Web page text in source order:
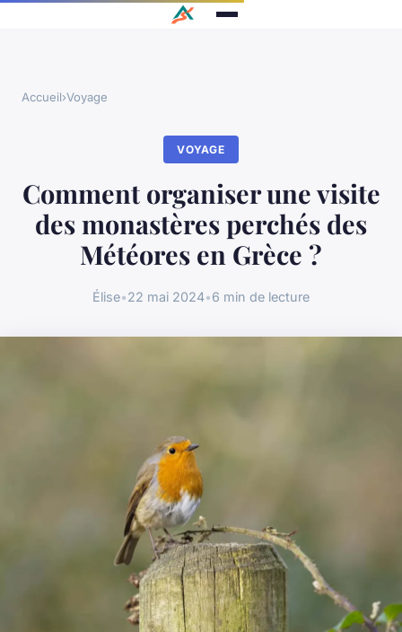
Accueil›Voyage
VOYAGE
Comment organiser une visite
des monastères perchés des
Météores en Grèce ?
Élise•22 mai 2024•6 min de lecture